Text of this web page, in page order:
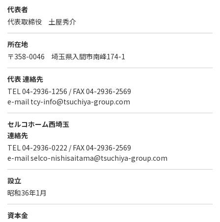
代表者
代表取締役 土屋秀介
所在地
〒358-0046 埼玉県入間市南峰174-1
代表 連絡先
TEL 04-2936-1256 / FAX 04-2936-2569
e-mail tcy-info@tsuchiya-group.com
セルコホーム西埼玉
連絡先
TEL 04-2936-0222 / FAX 04-2936-2569
e-mail selco-nishisaitama@tsuchiya-group.com
設立
昭和36年1月
資本金